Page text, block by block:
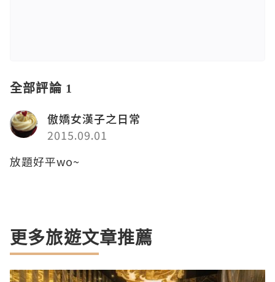
全部評論 1
傲嬌女漢子之日常
2015.09.01
放題好平wo~
更多旅遊文章推薦